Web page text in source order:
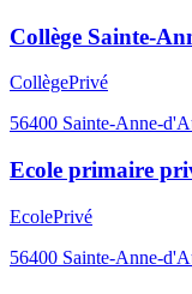
Collège Sainte-
CollègePrivé
56400 Sainte-Anne-
Ecole primaire
EcolePrivé
56400 Sainte-Anne-